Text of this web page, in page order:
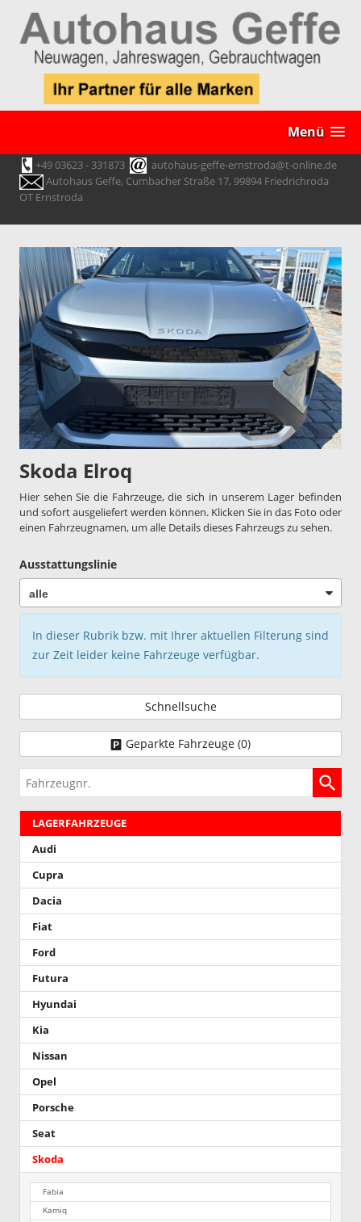
Menü
+49 03623 - 331873
autohaus-geffe-ernstroda@t-online.de
Autohaus Geffe, Cumbacher Straße 17, 99894 Friedrichroda
OT Ernstroda
Skoda Elroq
Hier sehen Sie die Fahrzeuge, die sich in unserem Lager befinden
und sofort ausgeliefert werden können. Klicken Sie in das Foto oder
einen Fahrzeugnamen, um alle Details dieses Fahrzeugs zu sehen.
Ausstattungslinie
In dieser Rubrik bzw. mit Ihrer aktuellen Filterung sind
zur Zeit leider keine Fahrzeuge verfügbar.
Schnellsuche
Geparkte Fahrzeuge (0)
Fahrzeugnr.
LAGERFAHRZEUGE
Audi
Cupra
Dacia
Fiat
Ford
Futura
Hyundai
Kia
Nissan
Opel
Porsche
Seat
Skoda
Fabia
Kamiq